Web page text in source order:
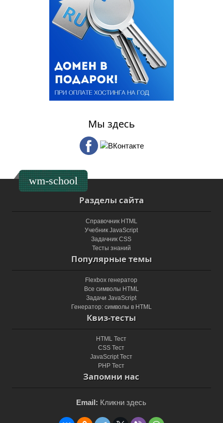
Мы здесь
wm-school
Разделы сайта
Справочник HTML
Учебник JavaScript
Задачник CSS
Тесты знаний
Популярные темы
Flexbox генератор
Все символы HTML
Задачи JavaScript
Генератор: символы в HTML
Квиз-тесты
HTML Тест
CSS Тест
JavaScript Тест
PHP Тест
Запомни нас
Email: Кликни здесь